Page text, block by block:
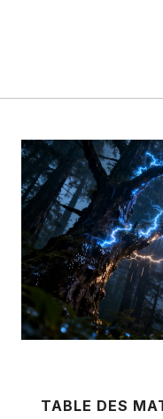
TABLE DES